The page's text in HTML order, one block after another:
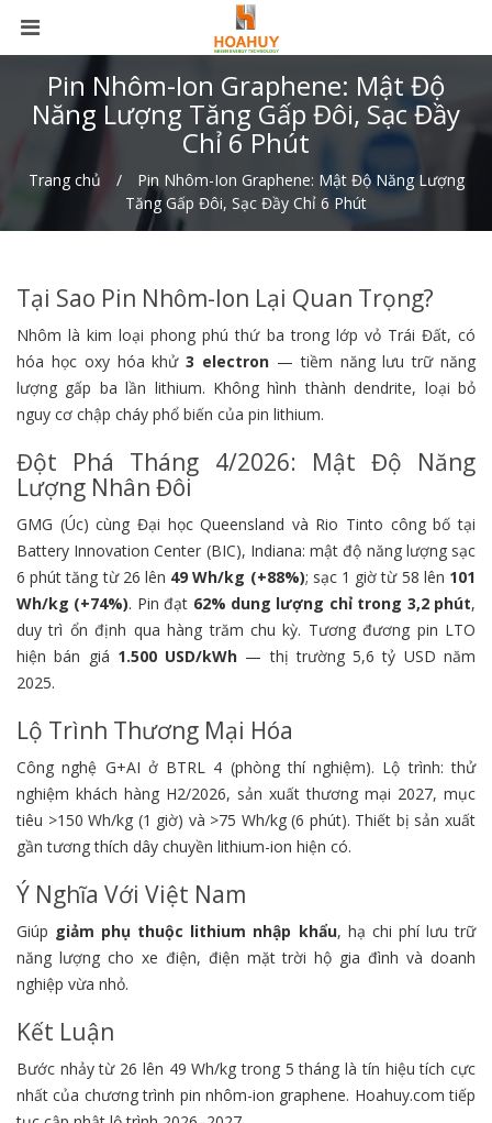
Pin Nhôm-Ion Graphene: Mật Độ
Năng Lượng Tăng Gấp Đôi, Sạc Đầy
Chỉ 6 Phút
Trang chủ
Pin Nhôm-Ion Graphene: Mật Độ Năng Lượng
Tăng Gấp Đôi, Sạc Đầy Chỉ 6 Phút
Tại Sao Pin Nhôm-Ion Lại Quan Trọng?
Nhôm là kim loại phong phú thứ ba trong lớp vỏ Trái Đất, có
hóa học oxy hóa khử3 electron — tiềm năng lưu trữ năng
lượng gấp ba lần lithium. Không hình thành dendrite, loại bỏ
nguy cơ chập cháy phổ biến của pin lithium.
Đột Phá Tháng 4/2026: Mật Độ Năng
Lượng Nhân Đôi
GMG (Úc) cùng Đại học Queensland và Rio Tinto công bố tại
Battery Innovation Center (BIC), Indiana: mật độ năng lượng sạc
6 phút tăng từ 26 lên 49 Wh/kg (+88%); sạc 1 giờ từ 58 lên 101
Wh/kg (+74%). Pin đạt 62% dung lượng chỉ trong 3,2 phút,
duy trì ổn định qua hàng trăm chu kỳ. Tương đương pin LTO
hiện bán giá 1.500 USD/kWh — thị trường 5,6 tỷ USD năm
2025.
Lộ Trình Thương Mại Hóa
Công nghệ G+AI ở BTRL 4 (phòng thí nghiệm). Lộ trình: thử
nghiệm khách hàng H2/2026, sản xuất thương mại 2027, mục
tiêu >150 Wh/kg (1 giờ) và >75 Wh/kg (6 phút). Thiết bị sản xuất
gần tương thích dây chuyền lithium-ion hiện có.
Ý Nghĩa Với Việt Nam
Giúp giảm phụ thuộc lithium nhập khẩu, hạ chi phí lưu trữ
năng lượng cho xe điện, điện mặt trời hộ gia đình và doanh
nghiệp vừa nhỏ.
Kết Luận
Bước nhảy từ 26 lên 49 Wh/kg trong 5 tháng là tín hiệu tích cực
nhất của chương trình pin nhôm-ion graphene. Hoahuy.com tiếp